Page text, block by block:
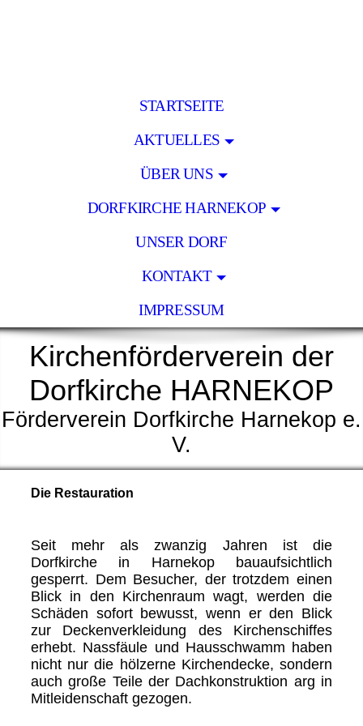
STARTSEITE
AKTUELLES
ÜBER UNS
DORFKIRCHE HARNEKOP
UNSER DORF
KONTAKT
IMPRESSUM
Kirchenförderverein der
Dorfkirche HARNEKOP
Förderverein Dorfkirche Harnekop e.
V.
Die Restauration
Seit mehr als zwanzig Jahren ist die
Dorfkirche in Harnekop bauaufsichtlich
gesperrt. Dem Besucher, der trotzdem einen
Blick in den Kirchenraum wagt, werden die
Schäden sofort bewusst, wenn er den Blick
zur Deckenverkleidung des Kirchenschiffes
erhebt. Nassfäule und Hausschwamm haben
nicht nur die hölzerne Kirchendecke, sondern
auch große Teile der Dachkonstruktion arg in
Mitleidenschaft gezogen.